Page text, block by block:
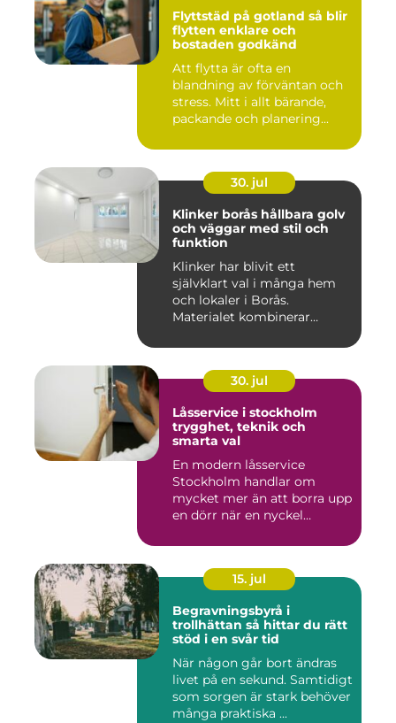
Flyttstäd på gotland så blir
flytten enklare och
bostaden godkänd
Att flytta är ofta en
blandning av förväntan och
stress. Mitt i allt bärande,
packande och planering...
30. jul
Klinker borås hållbara golv
och väggar med stil och
funktion
Klinker har blivit ett
självklart val i många hem
och lokaler i Borås.
Materialet kombinerar
30. jul
Låsservice i stockholm
trygghet, teknik och
smarta val
En modern låsservice
Stockholm handlar om
mycket mer än att borra upp
en dörr när en nyckel
15. jul
Begravningsbyrå i
trollhättan så hittar du rätt
stöd i en svår tid
När någon går bort ändras
livet på en sekund. Samtidigt
som sorgen är stark behöver
många praktiska ...